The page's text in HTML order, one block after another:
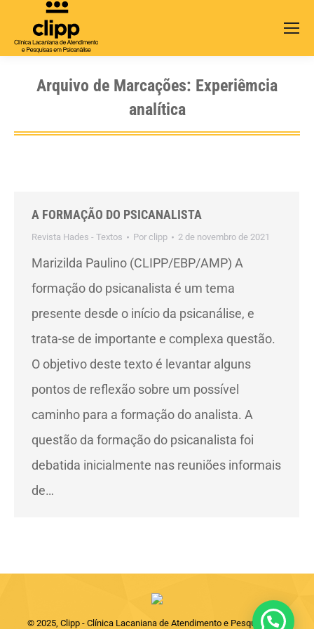
Arquivo de Marcações: Experiêmcia
analítica
A FORMAÇÃO DO PSICANALISTA
Revista Hades - Textos Por clipp 2 de novembro de 2021
Marizilda Paulino (CLIPP/EBP/AMP) A
formação do psicanalista é um tema
presente desde o início da psicanálise, e
trata-se de importante e complexa questão.
O objetivo deste texto é levantar alguns
pontos de reflexão sobre um possível
caminho para a formação do analista. A
questão da formação do psicanalista foi
debatida inicialmente nas reuniões informais
de…
© 2025, Clipp - Clínica Lacaniana de Atendimento e Pesquisas em